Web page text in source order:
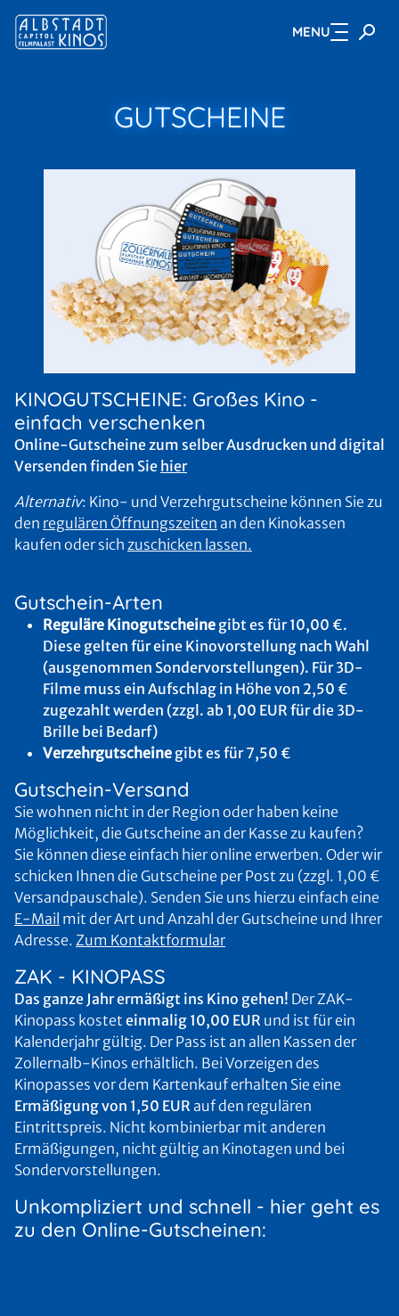
Zum Hauptinhalt springen MENU
GUTSCHEINE
KINOGUTSCHEINE: Großes Kino -
einfach verschenken
Online-Gutscheine zum selber Ausdrucken und digital
Versenden finden Sie hier
Alternativ: Kino- und Verzehrgutscheine können Sie zu
den regulären Öffnungszeiten an den Kinokassen
kaufen oder sich zuschicken lassen.
Gutschein-Arten
Reguläre Kinogutscheine gibt es für 10,00 €.
Diese gelten für eine Kinovorstellung nach Wahl
(ausgenommen Sondervorstellungen). Für 3D-
Filme muss ein Aufschlag in Höhe von 2,50 €
zugezahlt werden (zzgl. ab 1,00 EUR für die 3D-
Brille bei Bedarf)
Verzehrgutscheine gibt es für 7,50 €
Gutschein-Versand
Sie wohnen nicht in der Region oder haben keine
Möglichkeit, die Gutscheine an der Kasse zu kaufen?
Sie können diese einfach hier online erwerben. Oder wir
schicken Ihnen die Gutscheine per Post zu (zzgl. 1,00 €
Versandpauschale). Senden Sie uns hierzu einfach eine
E-Mail mit der Art und Anzahl der Gutscheine und Ihrer
Adresse. Zum Kontaktformular
ZAK - KINOPASS
Das ganze Jahr ermäßigt ins Kino gehen! Der ZAK-
Kinopass kostet einmalig 10,00 EUR und ist für ein
Kalenderjahr gültig. Der Pass ist an allen Kassen der
Zollernalb-Kinos erhältlich. Bei Vorzeigen des
Kinopasses vor dem Kartenkauf erhalten Sie eine
Ermäßigung von 1,50 EUR auf den regulären
Eintrittspreis. Nicht kombinierbar mit anderen
Ermäßigungen, nicht gültig an Kinotagen und bei
Sondervorstellungen.
Unkompliziert und schnell - hier geht es
zu den Online-Gutscheinen: